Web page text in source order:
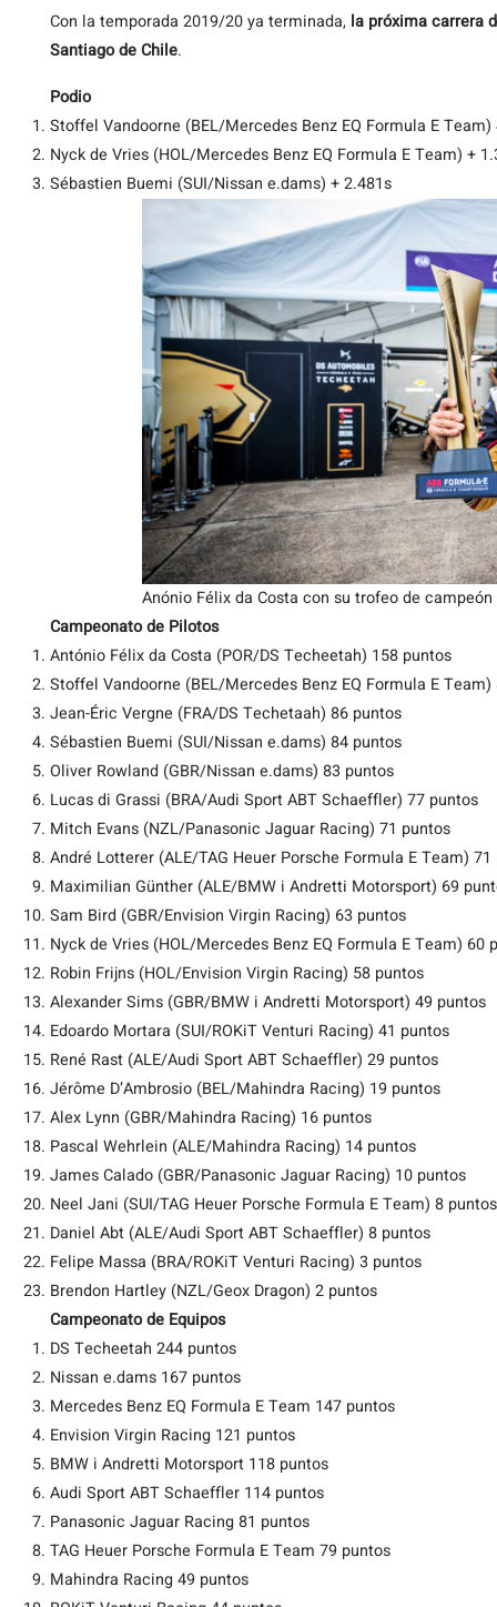
Con la temporada 2019/20 ya terminada, la próxima carrera
Santiago de Chile.
Podio
Stoffel Vandoorne (BEL/Mercedes Benz EQ Formula E Team)
Nyck de Vries (HOL/Mercedes Benz EQ Formula E Team) +
Sébastien Buemi (SUI/Nissan e.dams) + 2.481s
Anónio Félix da Costa con su trofeo de
Campeonato de Pilotos
António Félix da Costa (POR/DS Techeetah) 158 puntos
Stoffel Vandoorne (BEL/Mercedes Benz EQ Formula E
Jean-Éric Vergne (FRA/DS Techetaah) 86 puntos
Sébastien Buemi (SUI/Nissan e.dams) 84 puntos
Oliver Rowland (GBR/Nissan e.dams) 83 puntos
Lucas di Grassi (BRA/Audi Sport ABT Schaeffler) 77 puntos
Mitch Evans (NZL/Panasonic Jaguar Racing) 71 puntos
André Lotterer (ALE/TAG Heuer Porsche Formula E Team)
Maximilian Günther (ALE/BMW i Andretti Motorsport) 69
Sam Bird (GBR/Envision Virgin Racing) 63 puntos
Nyck de Vries (HOL/Mercedes Benz EQ Formula E Team) 60
Robin Frijns (HOL/Envision Virgin Racing) 58 puntos
Alexander Sims (GBR/BMW i Andretti Motorsport) 49 puntos
Edoardo Mortara (SUI/ROKiT Venturi Racing) 41 puntos
René Rast (ALE/Audi Sport ABT Schaeffler) 29 puntos
Jérôme D’Ambrosio (BEL/Mahindra Racing) 19 puntos
Alex Lynn (GBR/Mahindra Racing) 16 puntos
Pascal Wehrlein (ALE/Mahindra Racing) 14 puntos
James Calado (GBR/Panasonic Jaguar Racing) 10 puntos
Neel Jani (SUI/TAG Heuer Porsche Formula E Team) 8 puntos
Daniel Abt (ALE/Audi Sport ABT Schaeffler) 8 puntos
Felipe Massa (BRA/ROKiT Venturi Racing) 3 puntos
Brendon Hartley (NZL/Geox Dragon) 2 puntos
Campeonato de Equipos
DS Techeetah 244 puntos
Nissan e.dams 167 puntos
Mercedes Benz EQ Formula E Team 147 puntos
Envision Virgin Racing 121 puntos
BMW i Andretti Motorsport 118 puntos
Audi Sport ABT Schaeffler 114 puntos
Panasonic Jaguar Racing 81 puntos
TAG Heuer Porsche Formula E Team 79 puntos
Mahindra Racing 49 puntos